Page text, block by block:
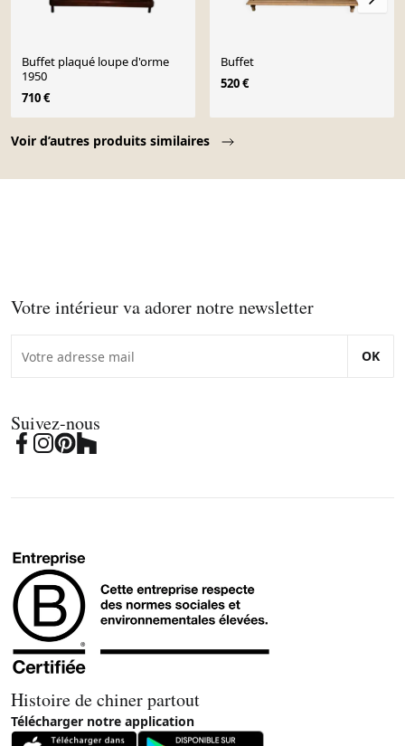
Voir d’autres produits similaires
Buffet plaqué loupe d'orme
1950
710 €
Buffet
520 €
Votre intérieur va adorer notre newsletter
OK
Suivez-nous
Histoire de chiner partout
Télécharger notre application